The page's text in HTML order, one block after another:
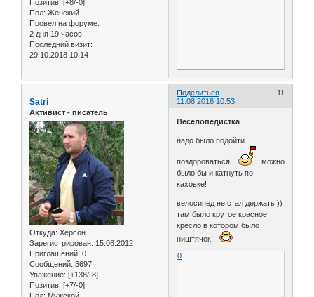
Позитив: [+8/-0]
Пол: Женский
Провел на форуме:
2 дня 19 часов
Последний визит:
29.10.2018 10:14
Поделиться
11
11.08.2016 10:53
Satri
Активист - писатель
Откуда: Херсон
Зарегистрирован: 15.08.2012
Приглашений: 0
Сообщений: 3697
Уважение: [+138/-8]
Позитив: [+7/-0]
Веселопедистка
надо было подойти
поздороваться!!
можно
было бы и катнуть по
каховке!
велосипед не стал держать ))
там было крутое красное
кресло в котором было
ништячок!!
0